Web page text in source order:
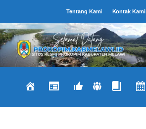
isi
Tentang Kami Kontak Kami